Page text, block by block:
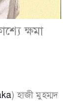
ক্ষমা
) হাজী মুহম্মদ